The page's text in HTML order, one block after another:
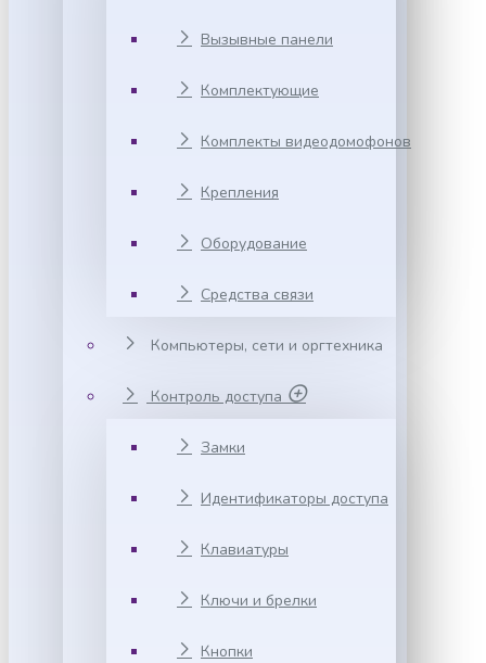
Вызывные панели
Комплектующие
Комплекты видеодомофонов
Крепления
Оборудование
Средства связи
Компьютеры, сети и оргтехника
Контроль доступа
Замки
Идентификаторы доступа
Клавиатуры
Ключи и брелки
Кнопки